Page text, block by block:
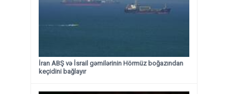
İran ABŞ və İsrail gəmilərinin Hörmüz boğazından
keçidini bağlayır